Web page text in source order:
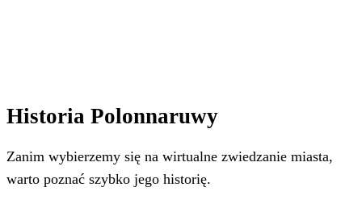
Historia Polonnaruwy
Zanim wybierzemy się na wirtualne zwiedzanie miasta,
warto poznać szybko jego historię.